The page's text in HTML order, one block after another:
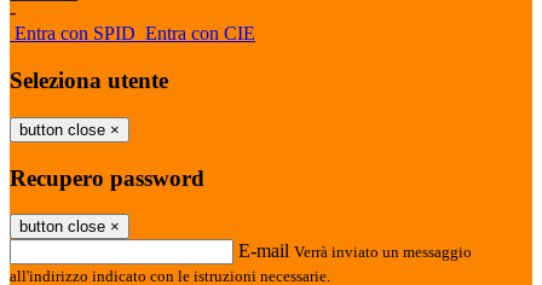
-
Entra con SPID Entra con CIE
Seleziona utente
button close ×
Recupero password
button close ×
E-mail Verrà inviato un messaggio
all'indirizzo indicato con le istruzioni necessarie.